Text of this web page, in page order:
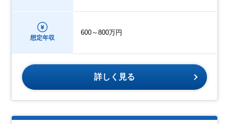
想定年収
600～800万円
詳しく見る